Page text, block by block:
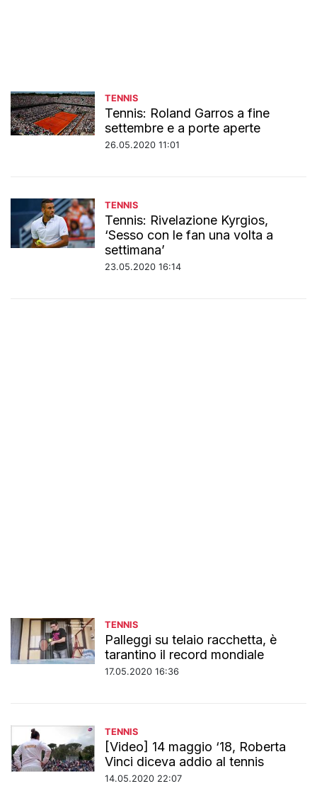
TENNIS
Tennis: Roland Garros a fine
settembre e a porte aperte
26.05.2020 11:01
TENNIS
Tennis: Rivelazione Kyrgios,
‘Sesso con le fan una volta a
settimana’
23.05.2020 16:14
TENNIS
Palleggi su telaio racchetta, è
tarantino il record mondiale
17.05.2020 16:36
TENNIS
[Video] 14 maggio ‘18, Roberta
Vinci diceva addio al tennis
14.05.2020 22:07